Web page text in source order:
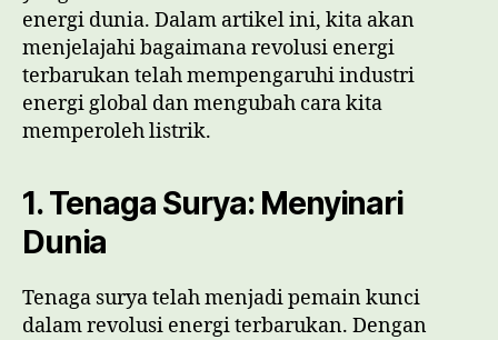
energi dunia. Dalam artikel ini, kita akan
menjelajahi bagaimana revolusi energi
terbarukan telah mempengaruhi industri
energi global dan mengubah cara kita
memperoleh listrik.
1. Tenaga Surya: Menyinari
Dunia
Tenaga surya telah menjadi pemain kunci
dalam revolusi energi terbarukan. Dengan